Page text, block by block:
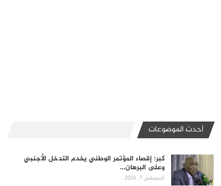
أحدث الموضوعات
كبر: إقصاء المؤتمر الوطني يخدم التدخل الأجنبي
وعلى البرهان…
أغسطس 7, 2026